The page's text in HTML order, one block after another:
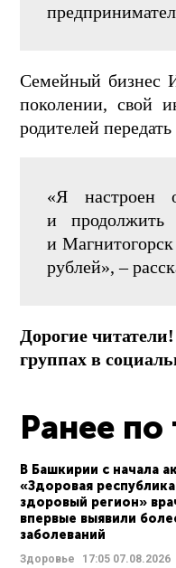
Семейный бизнес
поколении, свой
родителей
«Я настроен
и продолжить
и
рублей», –
Дорогие
группах в
Ранее по
В Башкирии с начала
«Здоровая
здоровый регион»
впервые выявили
заболеваний
Здоровье 17:05 07.08.2026